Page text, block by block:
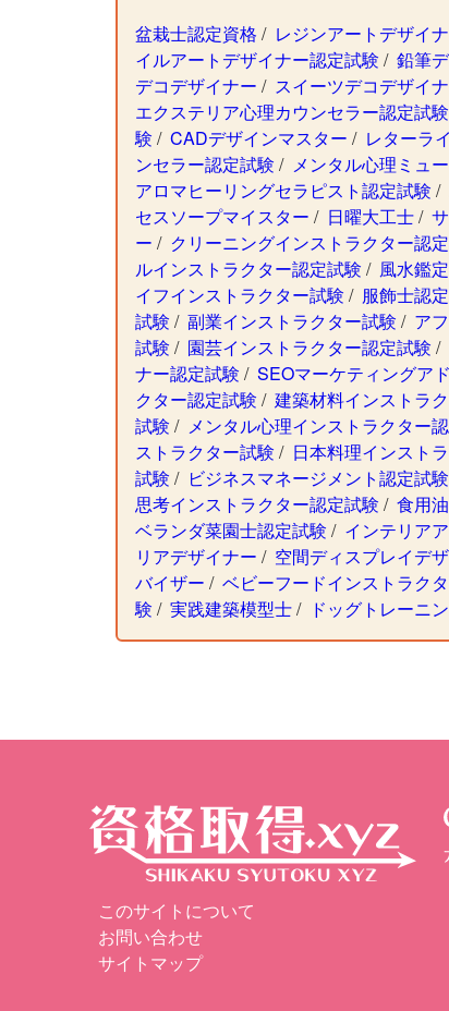
盆栽士認定資格 / レジンアートデザイ
イルアートデザイナー認定試験 / 鉛筆
デコデザイナー / スイーツデコデザイ
エクステリア心理カウンセラー認定試験
験 / CADデザインマスター / レターラ
ンセラー認定試験 / メンタル心理ミュ
アロマヒーリングセラピスト認定試験 /
セスソープマイスター / 日曜大工士/
ー / クリーニングインストラクター認
ルインストラクター認定試験 / 風水鑑
イフインストラクター試験 / 服飾士認
試験 / 副業インストラクター試験 / ア
試験 / 園芸インストラクター認定試験 /
ナー認定試験 / SEOマーケティングア
クター認定試験 / 建築材料インストラ
試験 / メンタル心理インストラクター
ストラクター試験 / 日本料理インスト
試験 / ビジネスマネージメント認定試験
思考インストラクター認定試験 / 食用
ベランダ菜園士認定試験 / インテリア
リアデザイナー / 空間ディスプレイデ
バイザー / ベビーフードインストラク
験 / 実践建築模型士/ ドッグトレーニ
このサイトについて
お問い合わせ
サイトマップ